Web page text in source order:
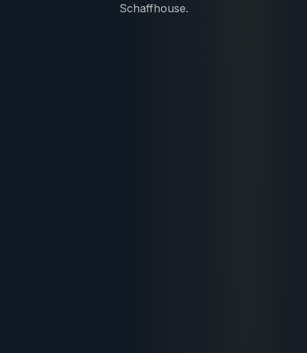
Schaffhouse.